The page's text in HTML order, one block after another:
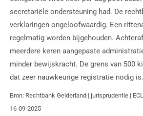
secretariële ondersteuning had. De
verklaringen ongeloofwaardig. Een
regelmatig worden bijgehouden.
meerdere keren aangepaste
minder bewijskracht. De grens van 500
dat zeer nauwkeurige registratie nodig is.
Bron: Rechtbank Gelderland | jurisprudentie |
16-09-2025